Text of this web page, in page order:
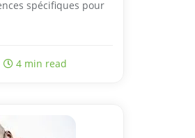
spécifiques pour
4 min read